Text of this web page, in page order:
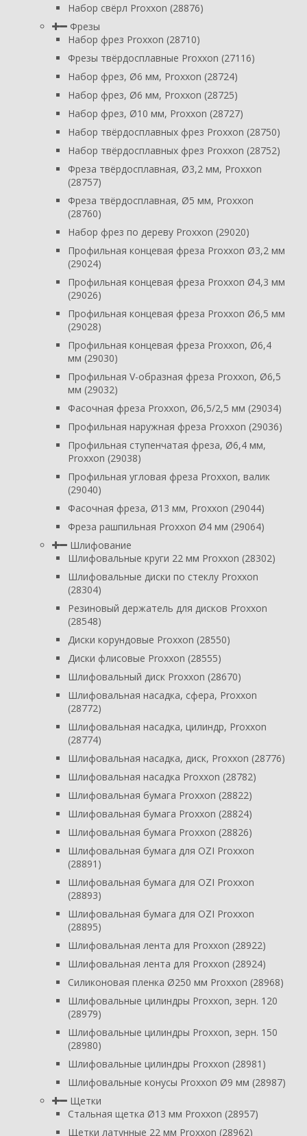
Набор свёрл Proxxon (28876)
Фрезы
Набор фрез Proxxon (28710)
Фрезы твёрдосплавные Proxxon (27116)
Набор фрез, Ø6 мм, Proxxon (28724)
Набор фрез, Ø6 мм, Proxxon (28725)
Набор фрез, Ø10 мм, Proxxon (28727)
Набор твёрдосплавных фрез Proxxon (28750)
Набор твёрдосплавных фрез Proxxon (28752)
Фреза твёрдосплавная, Ø3,2 мм, Proxxon
(28757)
Фреза твёрдосплавная, Ø5 мм, Proxxon
(28760)
Набор фрез по дереву Proxxon (29020)
Профильная концевая фреза Proxxon Ø3,2 мм
(29024)
Профильная концевая фреза Proxxon Ø4,3 мм
(29026)
Профильная концевая фреза Proxxon Ø6,5 мм
(29028)
Профильная концевая фреза Proxxon, Ø6,4
мм (29030)
Профильная V-образная фреза Proxxon, Ø6,5
мм (29032)
Фасочная фреза Proxxon, Ø6,5/2,5 мм (29034)
Профильная наружная фреза Proxxon (29036)
Профильная ступенчатая фреза, Ø6,4 мм,
Proxxon (29038)
Профильная угловая фреза Proxxon, валик
(29040)
Фасочная фреза, Ø13 мм, Proxxon (29044)
Фреза рашпильная Proxxon Ø4 мм (29064)
Шлифование
Шлифовальные круги 22 мм Proxxon (28302)
Шлифовальные диски по стеклу Proxxon
(28304)
Резиновый держатель для дисков Proxxon
(28548)
Диски корундовые Proxxon (28550)
Диски флисовые Proxxon (28555)
Шлифовальный диск Proxxon (28670)
Шлифовальная насадка, сфера, Proxxon
(28772)
Шлифовальная насадка, цилиндр, Proxxon
(28774)
Шлифовальная насадка, диск, Proxxon (28776)
Шлифовальная насадка Proxxon (28782)
Шлифовальная бумага Proxxon (28822)
Шлифовальная бумага Proxxon (28824)
Шлифовальная бумага Proxxon (28826)
Шлифовальная бумага для OZI Proxxon
(28891)
Шлифовальная бумага для OZI Proxxon
(28893)
Шлифовальная бумага для OZI Proxxon
(28895)
Шлифовальная лента для Proxxon (28922)
Шлифовальная лента для Proxxon (28924)
Силиконовая пленка Ø250 мм Proxxon (28968)
Шлифовальные цилиндры Proxxon, зерн. 120
(28979)
Шлифовальные цилиндры Proxxon, зерн. 150
(28980)
Шлифовальные цилиндры Proxxon (28981)
Шлифовальные конусы Proxxon Ø9 мм (28987)
Щетки
Стальная щетка Ø13 мм Proxxon (28957)
Щетки латунные 22 мм Proxxon (28962)